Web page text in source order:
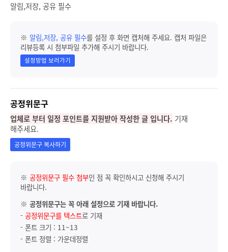
알림,저장, 공유 필수
※ 알림,저장, 공유 필수를 설정 후 화면 캡처해 주세요. 캡처 파일은
리뷰등록 시 첨부파일 추가해 주시기 바랍니다.
설정방법 보러가기
공정위문구
업체로 부터 일정 포인트를 지원받아 작성한 글 입니다. 기재
해주세요.
공정위문구 복사하기
※ 공정위문구 필수 첨부인 점 꼭 확인하시고 신청해 주시기
바랍니다.
※ 공정위문구는 꼭 아래 설정으로 기재 바랍니다.
- 공정위문구를 텍스트로 기재
- 폰트 크기 : 11~13
- 폰트 정렬 : 가운데정렬